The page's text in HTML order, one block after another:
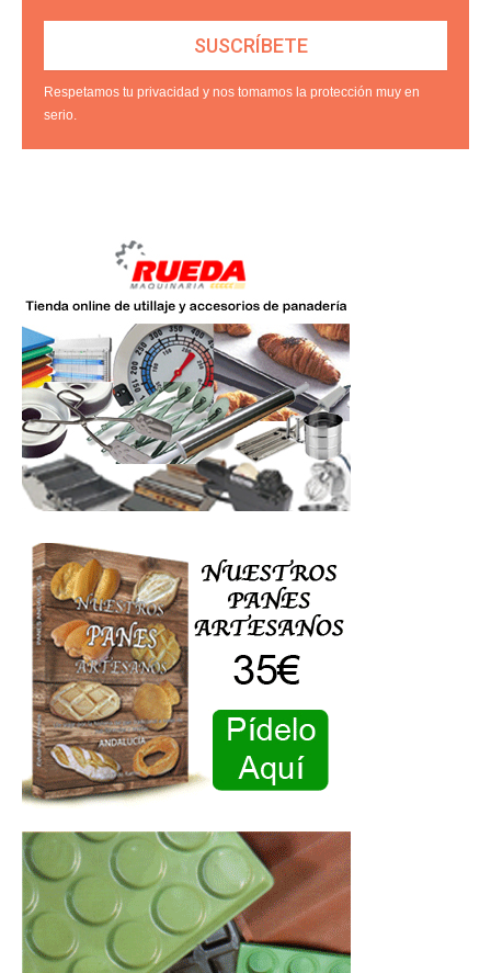
Respetamos tu privacidad y nos tomamos la protección muy en
serio.